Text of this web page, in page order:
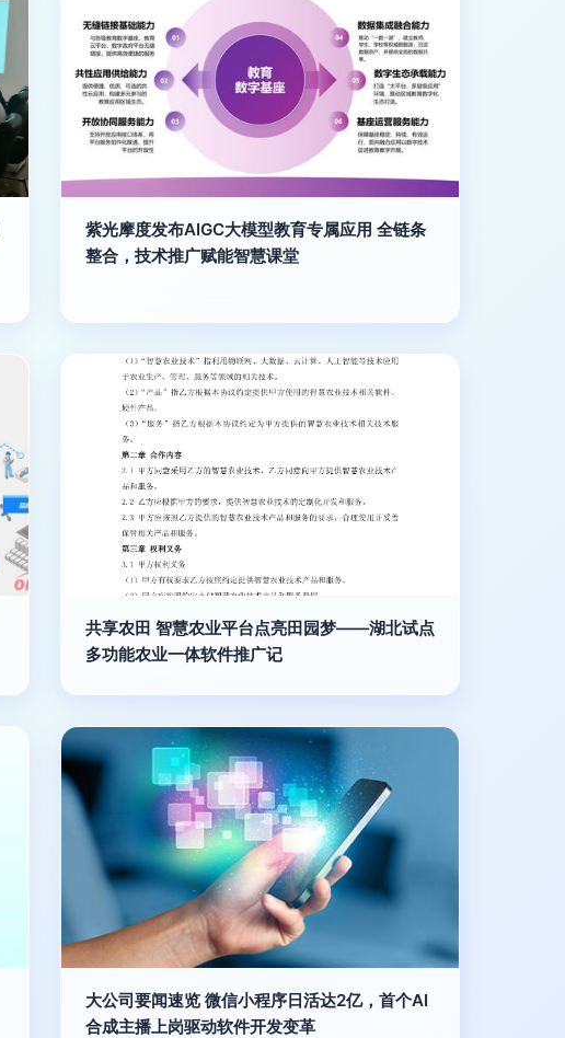
紫光摩度发布AIGC大模型教育专属应用 全链条
整合，技术推广赋能智慧课堂
共享农田 智慧农业平台点亮田园梦——湖北试点
多功能农业一体软件推广记
大公司要闻速览 微信小程序日活达2亿，首个AI
合成主播上岗驱动软件开发变革